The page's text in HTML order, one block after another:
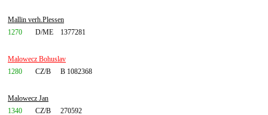
Mallin verh.Plessen
1270
D/ME 1377281
Malowecz Bohuslav
1280
CZ/B B 1082368
Malowecz Jan
1340
CZ/B 270592